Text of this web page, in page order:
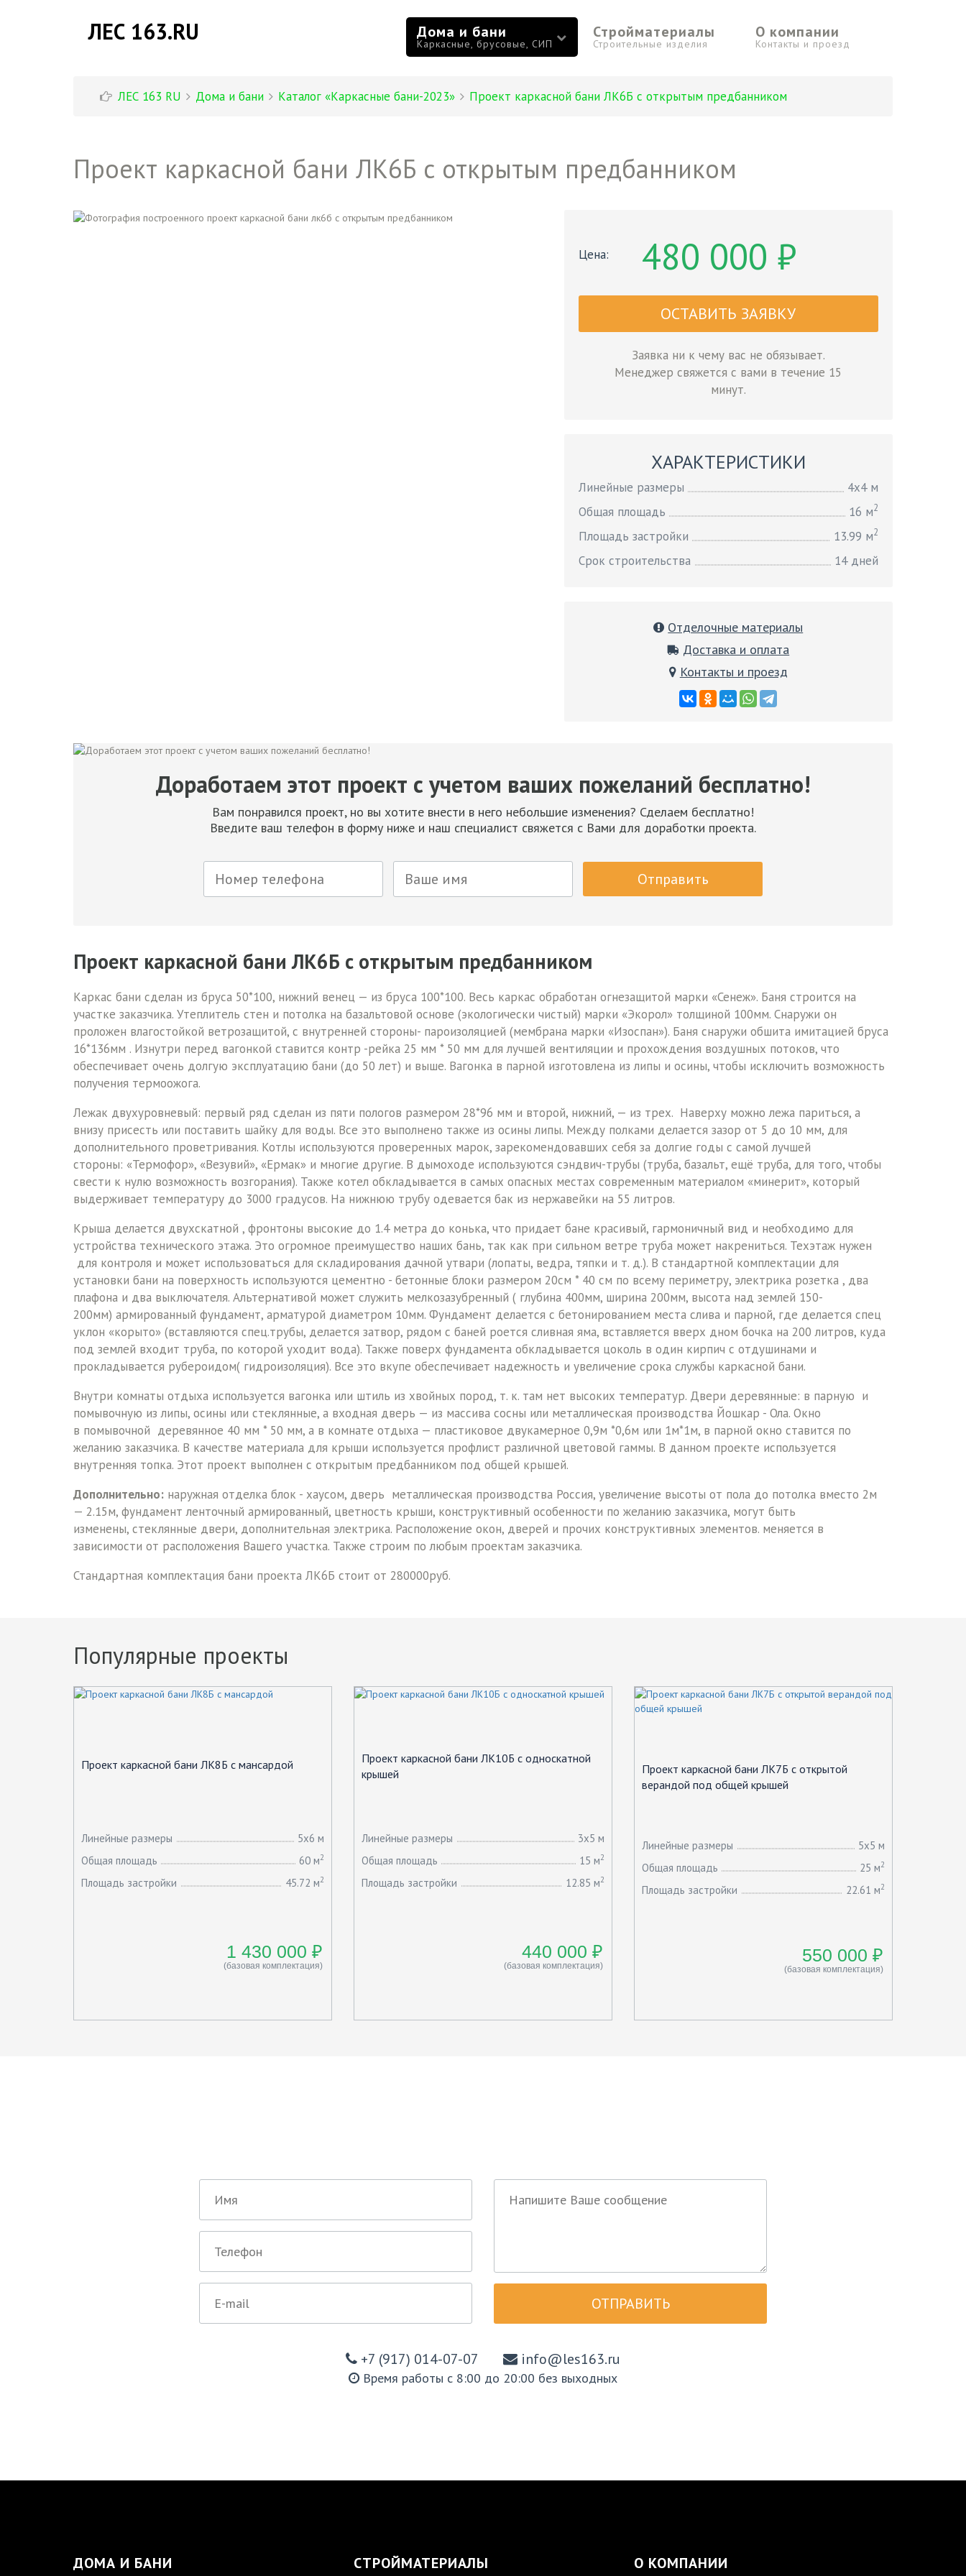
ЛЕС 163.RU Дома и бани
Каркасные, брусовые, СИП
Стройматериалы
Строительные изделия
О компании
Контакты и проезд
ЛЕС 163 RU Дома и бани Каталог «Каркасные бани-2023» Проект каркасной бани ЛК6Б с открытым предбанником
Проект каркасной бани ЛК6Б с открытым предбанником
Цена: 480 000 ₽
ОСТАВИТЬ ЗАЯВКУ
Заявка ни к чему вас не обязывает.
Менеджер свяжется с вами в течение 15
минут.
ХАРАКТЕРИСТИКИ
Линейные размеры
4х4 м
Общая площадь
16 м2
Площадь застройки 13.99 м2
Срок строительства 14 дней
Отделочные материалы
Доставка и оплата
Контакты и проезд
Доработаем этот проект с учетом ваших пожеланий бесплатно!
Вам понравился проект, но вы хотите внести в него небольшие изменения? Сделаем бесплатно!
Введите ваш телефон в форму ниже и наш специалист свяжется с Вами для доработки проекта.
Отправить
Проект каркасной бани ЛК6Б с открытым предбанником
Каркас бани сделан из бруса 50*100, нижний венец — из бруса 100*100. Весь каркас обработан огнезащитой марки «Сенеж». Баня строится на
участке заказчика. Утеплитель стен и потолка на базальтовой основе (экологически чистый) марки «Экорол» толщиной 100мм. Снаружи он
проложен влагостойкой ветрозащитой, с внутренней стороны- пароизоляцией (мембрана марки «Изоспан»). Баня снаружи обшита имитацией бруса
16*136мм . Изнутри перед вагонкой ставится контр -рейка 25 мм * 50 мм для лучшей вентиляции и прохождения воздушных потоков, что
обеспечивает очень долгую эксплуатацию бани (до 50 лет) и выше. Вагонка в парной изготовлена из липы и осины, чтобы исключить возможность
получения термоожога.
Лежак двухуровневый: первый ряд сделан из пяти пологов размером 28*96 мм и второй, нижний, — из трех. Наверху можно лежа париться, а
внизу присесть или поставить шайку для воды. Все это выполнено также из осины липы. Между полками делается зазор от 5 до 10 мм, для
дополнительного проветривания. Котлы используются проверенных марок, зарекомендовавших себя за долгие годы с самой лучшей
стороны: «Термофор», «Везувий», «Ермак» и многие другие. В дымоходе используются сэндвич-трубы (труба, базальт, ещё труба, для того, чтобы
свести к нулю возможность возгорания). Также котел обкладывается в самых опасных местах современным материалом «минерит», который
выдерживает температуру до 3000 градусов. На нижнюю трубу одевается бак из нержавейки на 55 литров.
Крыша делается двухскатной , фронтоны высокие до 1.4 метра до конька, что придает бане красивый, гармоничный вид и необходимо для
устройства технического этажа. Это огромное преимущество наших бань, так как при сильном ветре труба может накрениться. Техэтаж нужен
для контроля и может использоваться для складирования дачной утвари (лопаты, ведра, тяпки и т. д.). В стандартной комплектации для
установки бани на поверхность используются цементно - бетонные блоки размером 20см * 40 см по всему периметру, электрика розетка , два
плафона и два выключателя. Альтернативой может служить мелкозазубренный ( глубина 400мм, ширина 200мм, высота над землей 150-
200мм) армированный фундамент, арматурой диаметром 10мм. Фундамент делается с бетонированием места слива и парной, где делается спец
уклон «корыто» (вставляются спец.трубы, делается затвор, рядом с баней роется сливная яма, вставляется вверх дном бочка на 200 литров, куда
под землей входит труба, по которой уходит вода). Также поверх фундамента обкладывается цоколь в один кирпич с отдушинами и
прокладывается рубероидом( гидроизоляция). Все это вкупе обеспечивает надежность и увеличение срока службы каркасной бани.
Внутри комнаты отдыха используется вагонка или штиль из хвойных пород, т. к. там нет высоких температур. Двери деревянные: в парную и
помывочную из липы, осины или стеклянные, а входная дверь — из массива сосны или металлическая производства Йошкар - Ола. Окно
в помывочной деревянное 40 мм * 50 мм, а в комнате отдыха — пластиковое двукамерное 0,9м *0,6м или 1м*1м, в парной окно ставится по
желанию заказчика. В качестве материала для крыши используется профлист различной цветовой гаммы. В данном проекте используется
внутренняя топка. Этот проект выполнен с открытым предбанником под общей крышей.
Дополнительно: наружная отделка блок - хаусом, дверь металлическая производства Россия, увеличение высоты от пола до потолка вместо 2м
— 2.15м, фундамент ленточный армированный, цветность крыши, конструктивный особенности по желанию заказчика, могут быть
изменены, стеклянные двери, дополнительная электрика. Расположение окон, дверей и прочих конструктивных элементов. меняется в
зависимости от расположения Вашего участка. Также строим по любым проектам заказчика.
Стандартная комплектация бани проекта ЛК6Б стоит от 280000руб.
Популярные проекты
Проект каркасной бани ЛК8Б с мансардой
Линейные размеры
5х6 м
Общая площадь
60 м2
Площадь застройки 45.72 м2
1 430 000 ₽
(базовая комплектация)
Проект каркасной бани ЛК10Б с односкатной
крышей
Линейные размеры
3х5 м
Общая площадь
15 м2
Площадь застройки 12.85 м2
440 000 ₽
(базовая комплектация)
Проект каркасной бани ЛК7Б с открытой
верандой под общей крышей
Линейные размеры
5х5 м
Общая площадь
25 м2
Площадь застройки 22.61 м2
550 000 ₽
(базовая комплектация)
ОТПРАВИТЬ
+7 (917) 014-07-07 info@les163.ru
Время работы с 8:00 до 20:00 без выходных
ДОМА И БАНИ СТРОЙМАТЕРИАЛЫ О КОМПАНИИ